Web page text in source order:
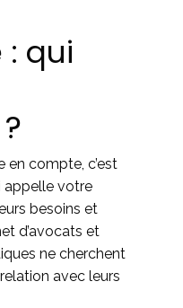
qui
en compte, c’est
appelle votre
besoins et
d’avocats et
ne cherchent
avec leurs